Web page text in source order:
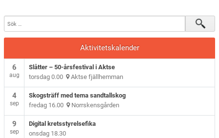
Aktivitetskalender
6
aug
Slåtter – 50-årsfestival i Aktse
torsdag 0.00 Aktse fjällhemman
4
sep
Skogsträff med tema sandtallskog
fredag 16.00 Norrskensgården
9
sep
Digital kretsstyrelsefika
onsdag 18.30